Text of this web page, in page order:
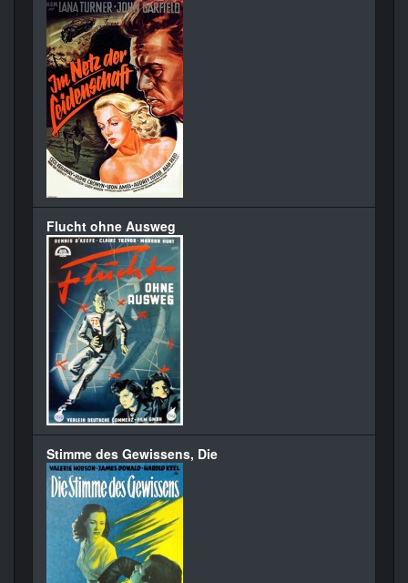
Flucht ohne Ausweg
Stimme des Gewissens, Die